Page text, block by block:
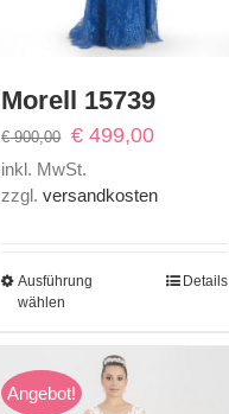
Morell 15739
€900,00 Ursprünglicher
€ 499,00Aktueller
inkl. MwSt.
zzgl.versandkosten
Ausführung
wählen
Details
Angebot!